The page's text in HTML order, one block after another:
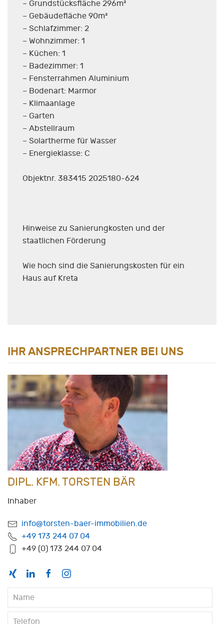
– Grundstücksfläche 296m²
– Gebäudefläche 90m²
– Schlafzimmer: 2
– Wohnzimmer: 1
– Küchen: 1
– Badezimmer: 1
– Fensterrahmen Aluminium
– Bodenart: Marmor
– Klimaanlage
– Garten
– Abstellraum
– Solartherme für Wasser
– Energieklasse: C
Objektnr. 383415 2025180-624
Hinweise zu Sanierungkosten und der
staatlichen Förderung
Wie hoch sind die Sanierungskosten für ein
Haus auf Kreta
IHR ANSPRECHPARTNER BEI UNS
DIPL. KFM. TORSTEN BÄR
Inhaber
info@torsten-baer-immobilien.de
+49 173 244 07 04
+49 (0) 173 244 07 04